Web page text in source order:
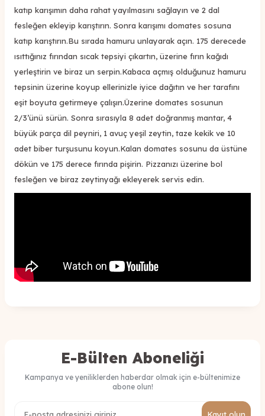
katıp karışımın daha rahat yayılmasını sağlayın ve 2 dal
fesleğen ekleyip karıştırın. Sonra karışımı domates sosuna
katıp karıştırın.Bu sırada hamuru unlayarak açın. 175 derecede
ısıttığınız fırından sıcak tepsiyi çıkartın, üzerine fırın kağıdı
yerleştirin ve biraz un serpin.Kabaca açmış olduğunuz hamuru
tepsinin üzerine koyup ellerinizle iyice dağıtın ve her tarafını
eşit boyuta getirmeye çalışın.Üzerine domates sosunun
2/3’ünü sürün. Sonra sırasıyla 8 adet doğranmış mantar, 4
büyük parça dil peyniri, 1 avuç yeşil zeytin, taze kekik ve 10
adet biber turşusunu koyun.Kalan domates sosunu da üstüne
dökün ve 175 derece fırında pişirin. Pizzanızı üzerine bol
fesleğen ve biraz zeytinyağı ekleyerek servis edin.
E-Bülten Aboneliği
Kampanya ve yeniliklerden haberdar olmak için e-bültenimize
abone olun!
Kayıt olun